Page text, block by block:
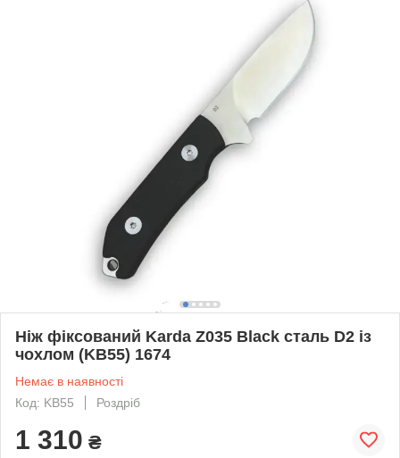
Ніж фіксований Karda Z035 Black сталь D2 із
чохлом (KB55) 1674
Немає в наявності
Код: KB55
Роздріб
1 310 ₴